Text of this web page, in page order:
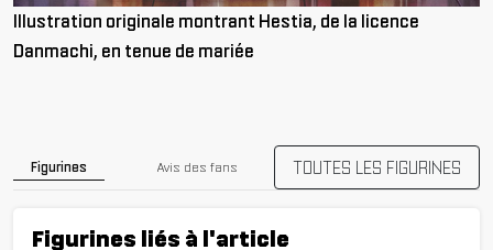
Illustration originale montrant Hestia, de la licence
Danmachi, en tenue de mariée
Figurines Avis des fans TOUTES LES FIGURINES
Figurines liés à l'article